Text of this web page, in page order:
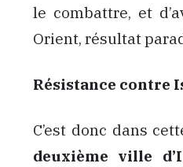
le combattre, et
Orient, résultat
Résistance contre
C’est donc dans
deuxième ville